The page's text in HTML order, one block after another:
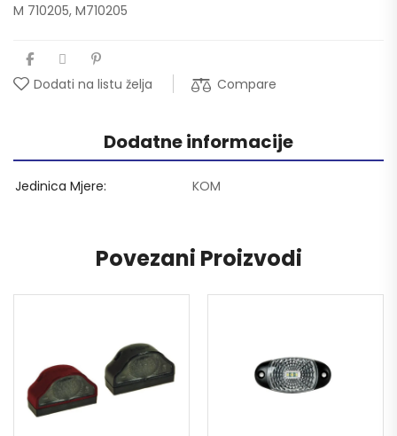
M 710205, M710205
Dodati na listu želja Compare
Dodatne informacije
Jedinica Mjere KOM
Povezani Proizvodi